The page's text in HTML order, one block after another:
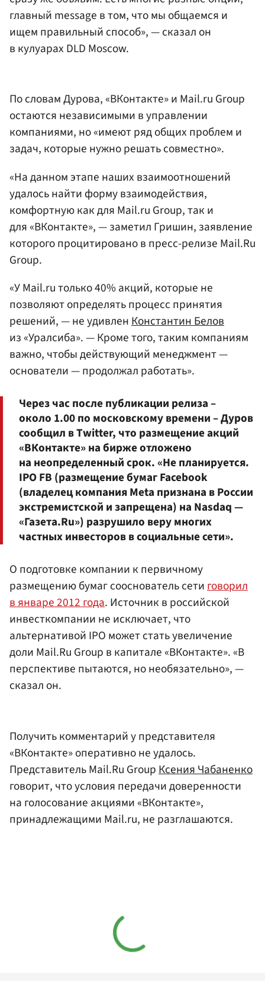
главный message в том, что мы общаемся и
ищем правильный способ», — сказал он
в кулуарах DLD Moscow.
По словам Дурова, «ВКонтакте» и Mail.ru Group
остаются независимыми в управлении
компаниями, но «имеют ряд общих проблем и
задач, которые нужно решать совместно».
«На данном этапе наших взаимоотношений
удалось найти форму взаимодействия,
комфортную как для Mail.ru Group, так и
для «ВКонтакте», — заметил Гришин, заявление
которого процитировано в пресс-релизе Mail.Ru
Group.
«У Mail.ru только 40% акций, которые не
позволяют определять процесс принятия
решений, — не удивленКонстантин Белов
из «Уралсиба». — Кроме того, таким компаниям
важно, чтобы действующий менеджмент —
основатели — продолжал работать».
Через час после публикации релиза –
около 1.00 по московскому времени – Дуров
сообщил в Twitter, что размещение акций
«ВКонтакте» на бирже отложено
на неопределенный срок. «Не планируется.
IPO FB (размещение бумаг Facebook
(владелец компания Meta признана в России
экстремистской и запрещена) на Nasdaq —
«Газета.Ru») разрушило веру многих
частных инвесторов в социальные сети».
О подготовке компании к первичному
размещению бумаг сооснователь сетиговорил
в январе 2012 года. Источник в российской
инвесткомпании не исключает, что
альтернативой IPO может стать увеличение
доли Mail.Ru Group в капитале «ВКонтакте». «В
перспективе пытаются, но необязательно», —
сказал он.
Получить комментарий у представителя
«ВКонтакте» оперативно не удалось.
Представитель Mail.Ru GroupКсения Чабаненко
говорит, что условия передачи доверенности
на голосование акциями «ВКонтакте»,
принадлежащими Mail.ru, не разглашаются.